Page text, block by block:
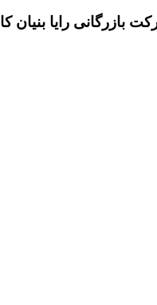
بازرگانی رایا بنیان